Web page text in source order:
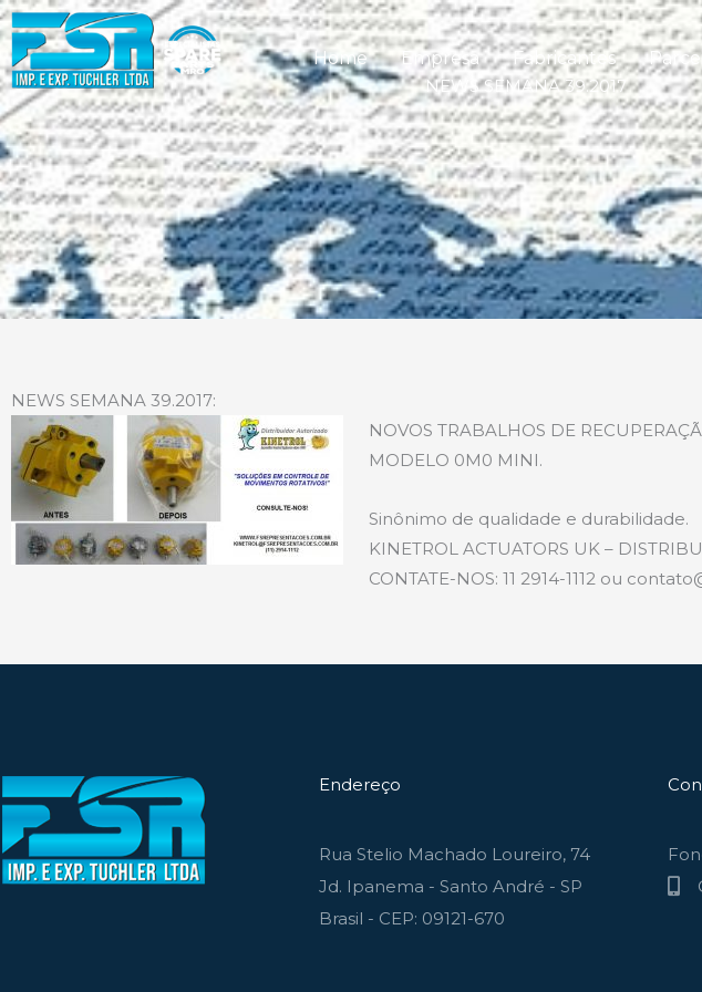
Home Empresa Fabricantes
NEWS SEMANA 39.2017
NEWS SEMANA 39.2017:
NOVOS TRABALHOS DE
MODELO 0M0 MINI.
Sinônimo de qualidade e durabilidade.
KINETROL ACTUATORS UK –
CONTATE-NOS: 11 2914-1112 ou
Endereço
Rua Stelio Machado Loureiro, 74
Jd. Ipanema - Santo André - SP
Brasil - CEP: 09121-670